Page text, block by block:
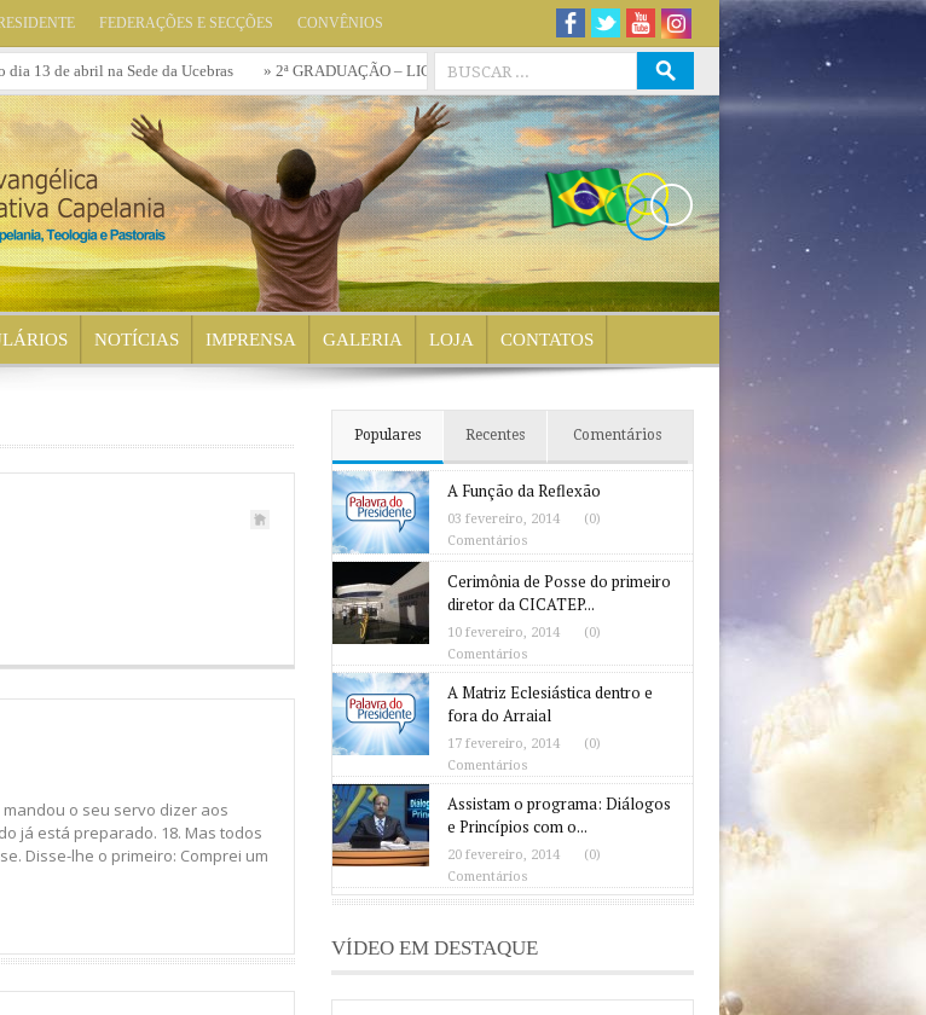
FEDERAÇÕES E SECÇÕES CONVÊNIOS
na Sede da Ucebras » 2ª GRADUAÇÃO – LICENCIATURA (RECONHECIDO PELO MEC) – 12 MESES » Disciplina Isolada
NOTÍCIAS IMPRENSA GALERIA LOJA CONTATOS
mandou o seu servo dizer aos
já está preparado. 18. Mas todos
Disse-lhe o primeiro: Comprei um
Populares Recentes Comentários
A Função da Reflexão
03 fevereiro, 2014
(0)
Comentários
Cerimônia de Posse do primeiro
diretor da CICATEP...
10 fevereiro, 2014
(0)
Comentários
A Matriz Eclesiástica dentro e
fora do Arraial
17 fevereiro, 2014
(0)
Comentários
Assistam o programa: Diálogos
e Princípios com o...
20 fevereiro, 2014
(0)
Comentários
VÍDEO EM DESTAQUE